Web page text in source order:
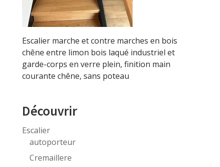
Escalier marche et contre marches en bois
chêne entre limon bois laqué industriel et
garde-corps en verre plein, finition main
courante chêne, sans poteau
Découvrir
Escalier
autoporteur
Cremaillere